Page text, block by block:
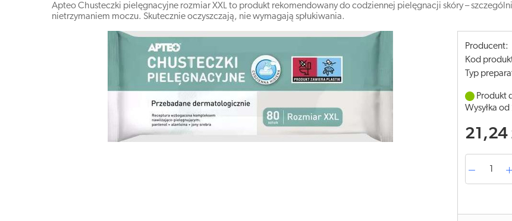
Apteo Chusteczki pielęgnacyjne rozmiar XXL to produkt rekomendowany do codziennej pielęgnacji skóry –
nietrzymaniem moczu. Skutecznie oczyszczają, nie wymagają spłukiwania.
Producent:
Kod
Typ
Produkt
Wysyłka
21,24